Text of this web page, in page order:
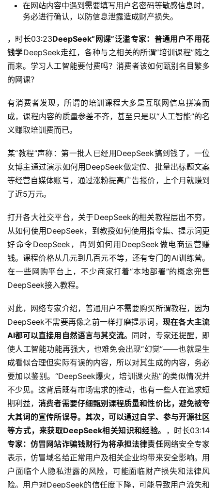
在网站内容中遇到需要填写用户名密码等敏感信息时，
务必进行确认，以防信息泄露造成财产损失。
，时长03:23DeepSeek“网课”泛滥专家：普通用户不用花
钱学DeepSeek走红，各种与之相关的所谓“培训课程”随之
而来。学习人工智能要付费吗？消费者该如何甄别名目繁多
的网课？
有消费者发现，所谓的培训课程大多是互联网信息拼凑而
成，课程内容的质量参差不齐，甚至只是以“人工智能”的名
义赚取培训费而已。
某“教程”声称：第一批人已经用DeepSeek搞到钱了，一位
女博主通过演示如何用DeepSeek做定位、批量出标题文案
等经营自媒体账号，通过涨粉提高广告报价，上个月就赚到
了近5万元。
打开各大社交平台，关于DeepSeek的相关教程层出不穷，
从如何使用DeepSeek，到教授如何使用指令集、提示词更
好命令DeepSeek，再到如何用DeepSeek做电商运营赚
钱。课程价格从几元到几百元不等，还有专门的AI训练营。
在一些网购平台上，不少商家打着“本地部署”的概念兜售
DeepSeek接入教程。
对此，网络专家介绍，普通用户不需要购买所谓教程，因为
DeepSeek不需要再像之前一样打磨提示词， 现在各大主流
AI都可以直接用自然语言与其交流。 同时，专家还提醒，即
使人工智能功能再强大，也难免会出现“幻觉”——也就是生
成看似合理但实际有误的内容，所以对其生成的内容，务必
要加以鉴别。“DeepSeek爆火，培训课火热”的类似情况并
不少见。这背后既有市场需求的推动，也有一些人在追求短
期利益，消费者需要仔细甄别课程质量和性价比，避免被夸
大其词的宣传所误导。其次，可以通过自学、参与开源社区
等方式，来获取DeepSeek相关知识和经验。
，时长03:14
专家：仿冒网站诈骗钱财行为将承担法律责任网络安全专家
表示，仿冒域名给正常用户及相关企业均带来安全影响。用
户面临个人隐私泄露的风险，可能面临财产损失和法律风
险。用户对DeepSeek的信任度下降，可能导致用户流失和